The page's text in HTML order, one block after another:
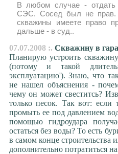
В любом случае -
СЭС. Сосед был не прав.
скважины имеете право
дальше - в суд..
07.07.2008 :. Скважину в
Планирую устроить
(потому и такой
эксплуатацию'). Знаю, что
не нашел объяснения -
чему он может свеститсь?
только песок. Так вот: если
промыть ее под давлением
помощью гидроудара
остаться без воды? То есть
в самом конце
дополнительно потратиться